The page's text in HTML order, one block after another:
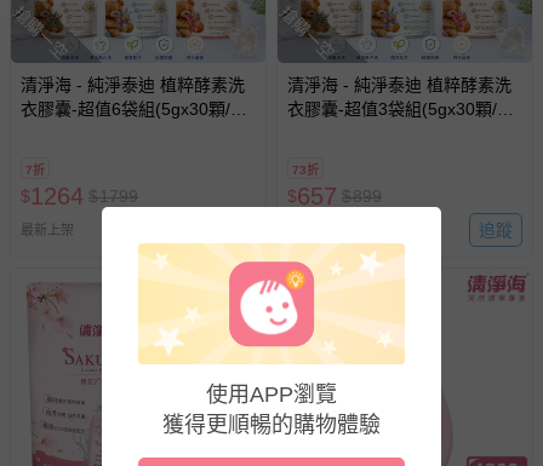
部分商品依據消費者保護法的規定，不適用七天鑑賞期/猶
豫期範圍：
易於腐敗、保存期限較短或解約時即將逾期（例如生鮮
商品、食品等）。
報紙、期刊或雜誌（惟書籍如經拆封、使用，則酌收整
新費用）。
經消費者拆封之影音商品或電腦軟體（例如 DVD、CD
非以有形媒介提供之數位內容或一經提供即為完成之線
上服務，經消費者事先同意始提供（例如線上課程、遊
戲或活動點數等）。
已拆封之以下類型商品：
-個人衛生用品（例如尿布、貼身衣物、泳裝、襪子、地
墊、寢具類等）。
搶購一空
清淨海 - 純淨泰迪 植粹酵素洗
衣膠囊-超值6袋組(5gx30顆/
7折
$1264 $1799
最新上架
搶購一空
清淨海 - 純淨泰迪 植粹酵素洗
衣膠囊-超值3袋組(5gx30顆/
73折
$657 $899
追蹤
使用APP瀏覽
獲得更順暢的購物體驗